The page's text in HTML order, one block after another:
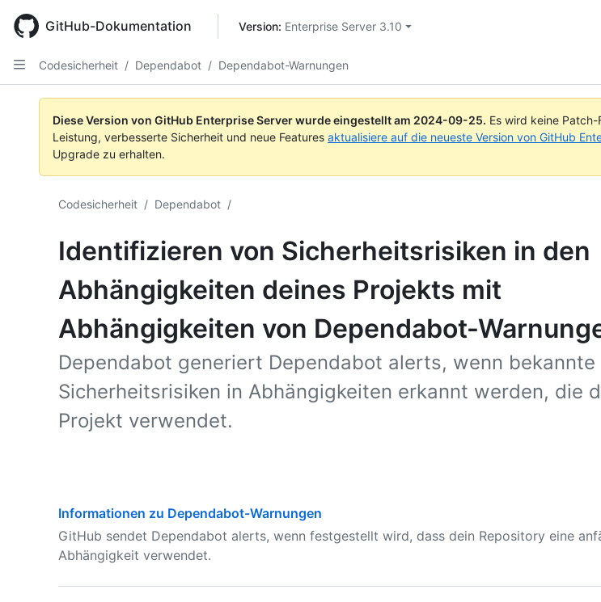
main
content
GitHub-Dokumentation Version: Enterprise Server 3.10
Codesicherheit / Dependabot / Dependabot-Warnungen
Diese Version von GitHub Enterprise Server wurde eingestellt am 2024-09-25. Es wird keine
Leistung, verbesserte Sicherheit und neue Features aktualisiere auf die neueste Version von GitHub
Upgrade zu erhalten.
Codesicherheit / Dependabot /
Identifizieren von Sicherheitsrisiken in den
Abhängigkeiten deines Projekts mit
Abhängigkeiten von Dependabot-
Dependabot generiert Dependabot alerts, wenn bekannte
Sicherheitsrisiken in Abhängigkeiten erkannt werden, die
Projekt verwendet.
Informationen zu Dependabot-Warnungen
GitHub sendet Dependabot alerts, wenn festgestellt wird, dass dein Repository eine
Abhängigkeit verwendet.